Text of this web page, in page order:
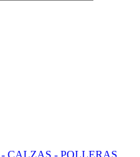
CALZAS - POLLERAS